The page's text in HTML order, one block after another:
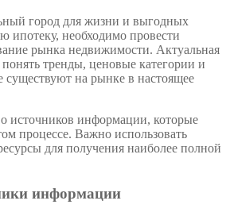
город для жизни и выгодных
ипотеку, необходимо провести
рынка недвижимости. Актуальная
тренды, ценовые категории и
существуют на рынке в настоящее
источников информации, которые
процессе. Важно использовать
для получения наиболее полной
информации